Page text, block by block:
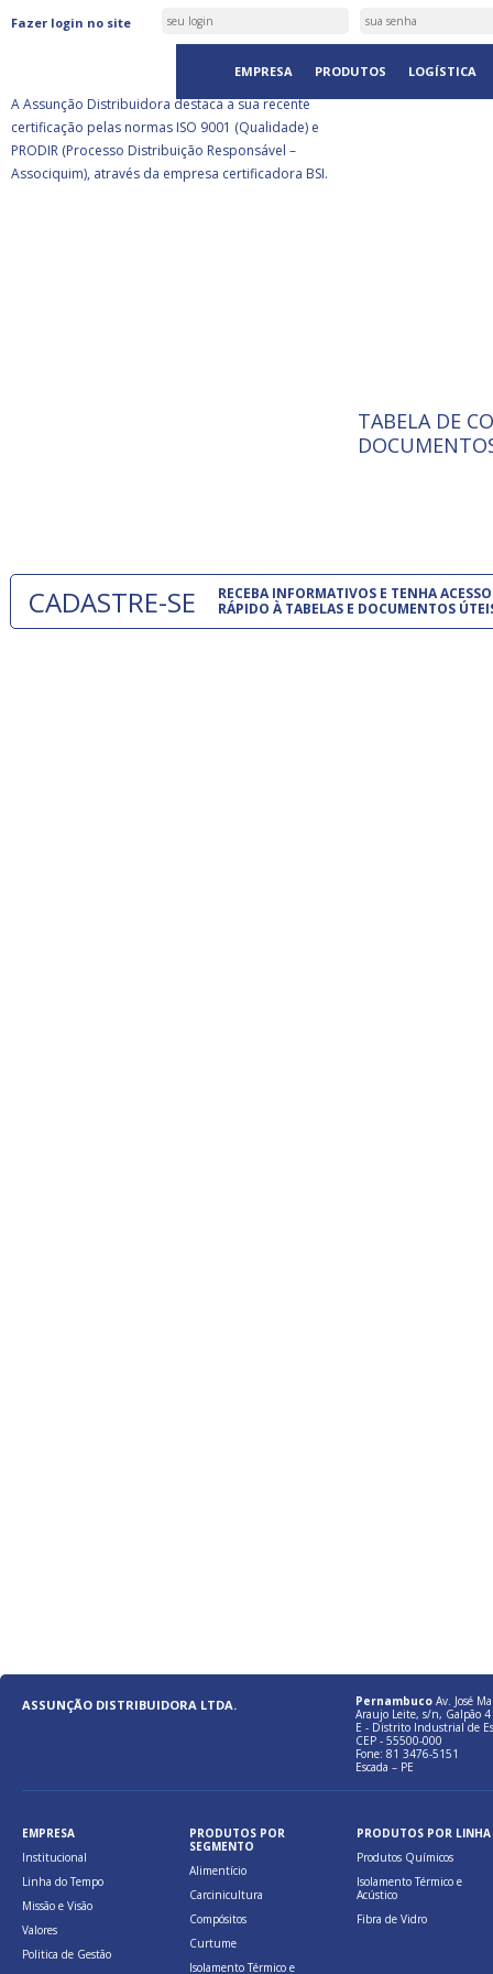
Fazer login no site
EMPRESA PRODUTOS LOGÍSTICA
ASSUNÇÃO DISTRIBUIDORA É
CERTIFICADA PELA BSI
A Assunção Distribuidora destaca a sua recente
certificação pelas normas ISO 9001 (Qualidade) e
PRODIR (Processo Distribuição Responsável –
Associquim), através da empresa certificadora BSI.
ISO 9001:
A
TABELA DE
CADASTRE-SE
RECEBA INFORMATIVOS E TENHA ACESSO
RÁPIDO À TABELAS E DOCUMENTOS
ASSUNÇÃO DISTRIBUIDORA LTDA. Pernambuco Av. José
Araujo Leite, s/n, Galpão 4
E - Distrito Industrial de
CEP - 55500-000
Fone: 81 3476-5151
Escada – PE
EMPRESA
Institucional
Linha do Tempo
Missão e Visão
Valores
Politica de Gestão
PRODUTOS POR
SEGMENTO
Alimentício
Carcinicultura
Compósitos
Curtume
Isolamento Térmico e
PRODUTOS POR LINHA
Produtos Químicos
Isolamento Térmico e
Acústico
Fibra de Vidro